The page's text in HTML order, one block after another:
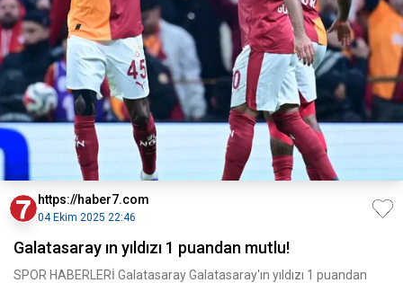
https://haber7.com
04 Ekim 2025 22:46
Galatasaray ın yıldızı 1 puandan mutlu!
SPOR HABERLERİ Galatasaray Galatasaray'ın yıldızı 1 puandan